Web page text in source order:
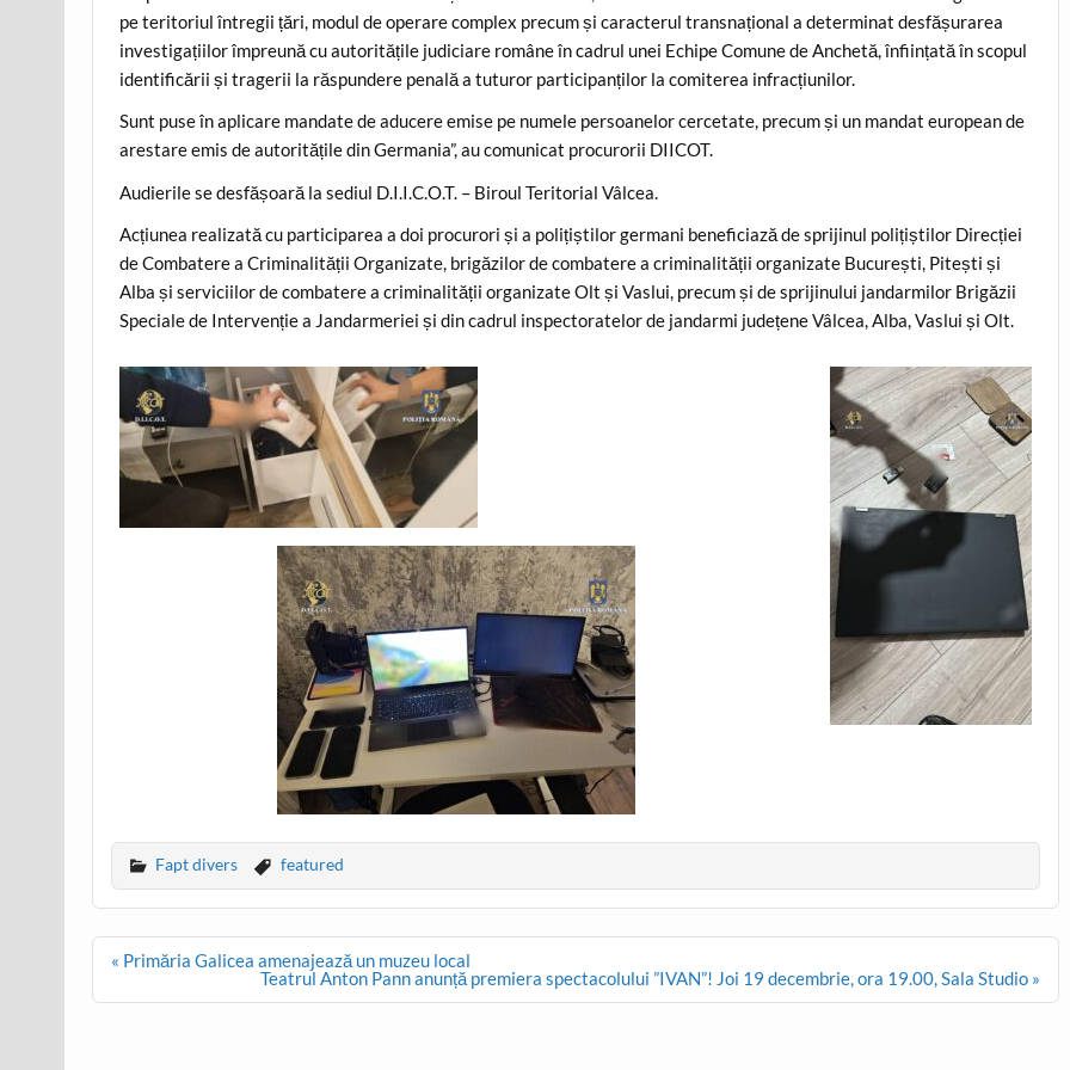
pe teritoriul întregii țări, modul de operare complex precum și caracterul transnațional a determinat desfășurarea
investigațiilor împreună cu autoritățile judiciare române în cadrul unei Echipe Comune de Anchetă, înființată în scopul
identificării și tragerii la răspundere penală a tuturor participanților la comiterea infracțiunilor.
Sunt puse în aplicare mandate de aducere emise pe numele persoanelor cercetate, precum și un mandat european de
arestare emis de autoritățile din Germania”, au comunicat procurorii DIICOT.
Audierile se desfășoară la sediul D.I.I.C.O.T. – Biroul Teritorial Vâlcea.
Acțiunea realizată cu participarea a doi procurori și a polițiștilor germani beneficiază de sprijinul polițiștilor Direcției
de Combatere a Criminalității Organizate, brigăzilor de combatere a criminalității organizate București, Pitești și
Alba și serviciilor de combatere a criminalității organizate Olt și Vaslui, precum și de sprijinului jandarmilor Brigăzii
Speciale de Intervenție a Jandarmeriei și din cadrul inspectoratelor de jandarmi județene Vâlcea, Alba, Vaslui și Olt.
Fapt divers featured
Post
« Primăria Galicea amenajează un muzeu local
Teatrul Anton Pann anunță premiera spectacolului ”IVAN”! Joi 19 decembrie, ora 19.00, Sala Studio »